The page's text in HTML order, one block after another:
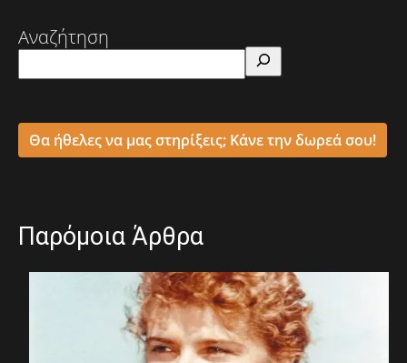
Αναζήτηση
Θα ήθελες να μας στηρίξεις; Κάνε την δωρεά σου!
Παρόμοια Άρθρα